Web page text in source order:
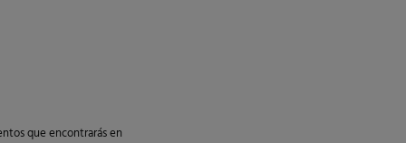
que encontrarás en